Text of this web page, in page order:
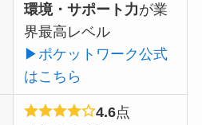
環境・サポート力が業
界最高レベル
▶ポケットワーク公式
はこちら
4.6点